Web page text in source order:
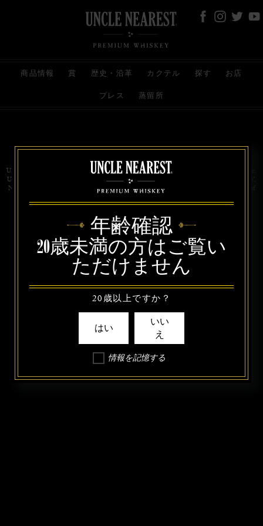
商品情報 賞 歴史・沿革 カクテル 探す お店
プレス 蒸留所
お問い合わせ 代理店 規約と条件
プライバシー
Uncle Nearest Premium Whiskey is wholly and independently owned by Uncle Nearest, Inc.
UNCLE NEAREST, THE BEST WHISKEY MAKER THE WORLD NEVER KNEW,
NATHAN GREEN, NEAREST GREEN, and DRINK HONORABLY are trademarks of
年齢確認
20歳未満の方はご覧い
ただけません
20歳以上ですか？
はい
いい
え
情報を記憶する